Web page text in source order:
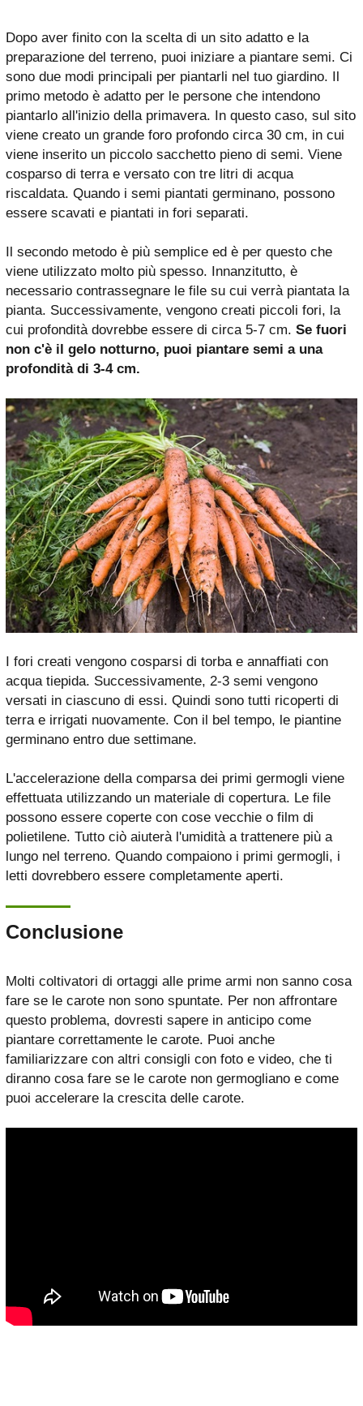
Dopo aver finito con la scelta di un sito adatto e la
preparazione del terreno, puoi iniziare a piantare semi. Ci
sono due modi principali per piantarli nel tuo giardino. Il
primo metodo è adatto per le persone che intendono
piantarlo all'inizio della primavera. In questo caso, sul sito
viene creato un grande foro profondo circa 30 cm, in cui
viene inserito un piccolo sacchetto pieno di semi. Viene
cosparso di terra e versato con tre litri di acqua
riscaldata. Quando i semi piantati germinano, possono
essere scavati e piantati in fori separati.
Il secondo metodo è più semplice ed è per questo che
viene utilizzato molto più spesso. Innanzitutto, è
necessario contrassegnare le file su cui verrà piantata la
pianta. Successivamente, vengono creati piccoli fori, la
cui profondità dovrebbe essere di circa 5-7 cm. Se fuori
non c'è il gelo notturno, puoi piantare semi a una
profondità di 3-4 cm.
I fori creati vengono cosparsi di torba e annaffiati con
acqua tiepida. Successivamente, 2-3 semi vengono
versati in ciascuno di essi. Quindi sono tutti ricoperti di
terra e irrigati nuovamente. Con il bel tempo, le piantine
germinano entro due settimane.
L'accelerazione della comparsa dei primi germogli viene
effettuata utilizzando un materiale di copertura. Le file
possono essere coperte con cose vecchie o film di
polietilene. Tutto ciò aiuterà l'umidità a trattenere più a
lungo nel terreno. Quando compaiono i primi germogli, i
letti dovrebbero essere completamente aperti.
Conclusione
Molti coltivatori di ortaggi alle prime armi non sanno cosa
fare se le carote non sono spuntate. Per non affrontare
questo problema, dovresti sapere in anticipo come
piantare correttamente le carote. Puoi anche
familiarizzare con altri consigli con foto e video, che ti
diranno cosa fare se le carote non germogliano e come
puoi accelerare la crescita delle carote.